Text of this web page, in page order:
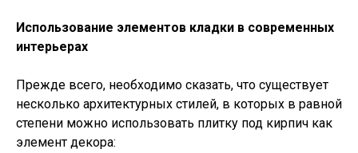
Использование элементов кладки в современных
интерьерах
Прежде всего, необходимо сказать, что существует
несколько архитектурных стилей, в которых в равной
степени можно использовать плитку под кирпич как
элемент декора: